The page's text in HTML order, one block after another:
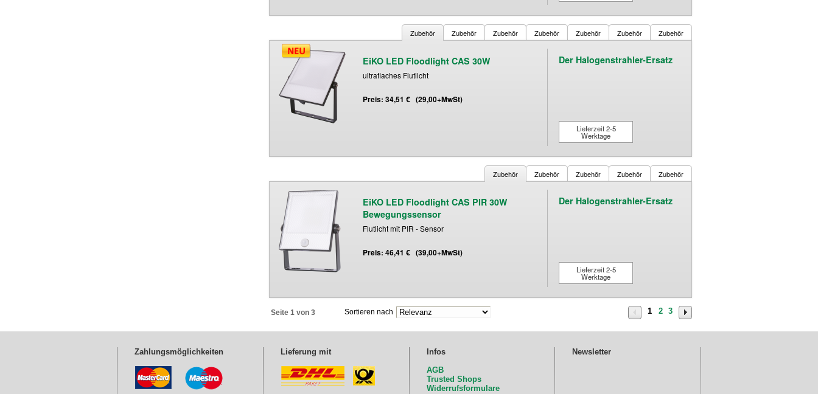
Zubehör Zubehör Zubehör Zubehör Zubehör Zubehör Zubehör
EiKO LED Floodlight CAS 30W
ultraflaches Flutlicht
Preis: 34,51 € (29,00+MwSt)
Der Halogenstrahler-Ersatz
Lieferzeit 2-5
Werktage
Zubehör Zubehör Zubehör Zubehör Zubehör
EiKO LED Floodlight CAS PIR 30W
Bewegungssensor
Flutlicht mit PIR - Sensor
Preis: 46,41 € (39,00+MwSt)
Der Halogenstrahler-Ersatz
Lieferzeit 2-5
Werktage
Seite 1 von 3 Sortieren nach 1 2 3
Zahlungsmöglichkeiten Lieferung mit
Infos
AGB
Trusted Shops
Widerrufsformulare
Newsletter